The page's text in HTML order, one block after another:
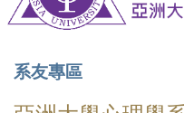
系友專區